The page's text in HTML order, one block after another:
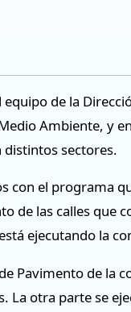
equipo de la
Ambiente, y
distintos sectores.
con el programa
de las calles que
ejecutando la
Pavimento de la
La otra parte se